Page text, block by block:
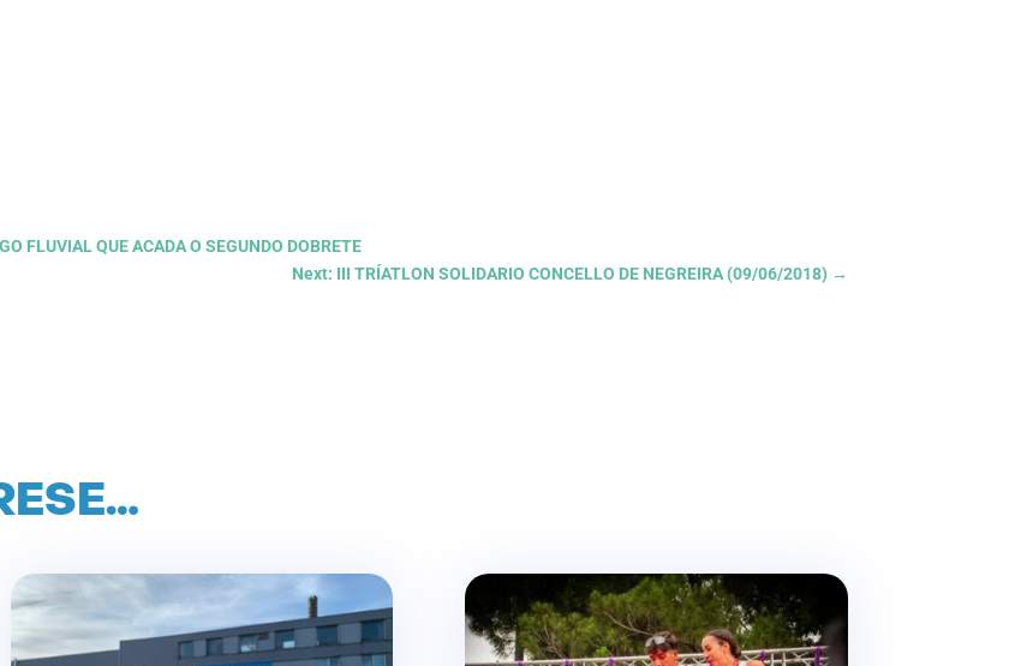
FLUVIAL QUE ACADA O SEGUNDO DOBRETE
Next: III TRÍATLON SOLIDARIO CONCELLO DE NEGREIRA (09/06/2018) →